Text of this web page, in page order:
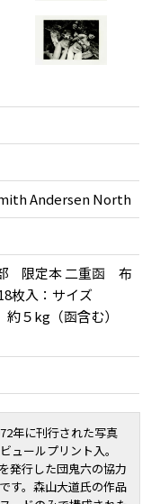
Andersen North
限定本 二重函 布
枚入：サイズ
約５kg（函含む）
年に刊行された写真
ュールプリント入。
発行した団鬼六の協力
す。森山大道氏の作品